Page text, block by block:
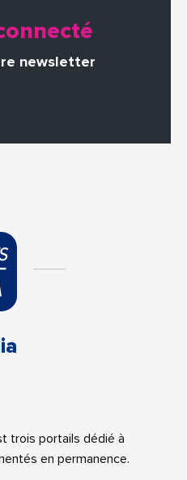
newsletter
trois portails dédié à
en permanence.